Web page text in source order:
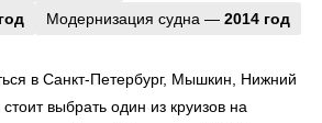
Модернизация судна — 2014 год
в Санкт-Петербург, Мышкин, Нижний
выбрать один из круизов на